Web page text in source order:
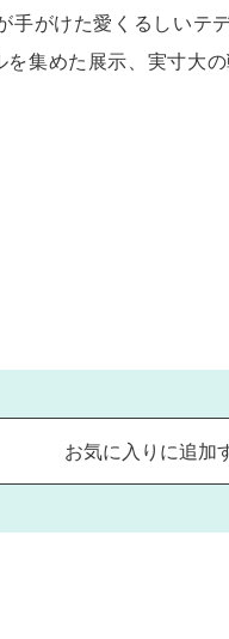
手がけた愛くるしい
集めた展示、実寸大
お気に入りに追加